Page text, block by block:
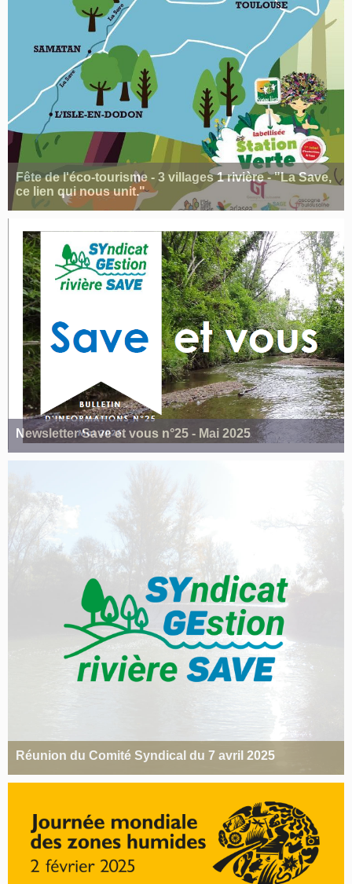
Fête de l'éco-tourisme - 3 villages 1 rivière - "La Save,
ce lien qui nous unit."
Newsletter Save et vous n°25 - Mai 2025
Réunion du Comité Syndical du 7 avril 2025